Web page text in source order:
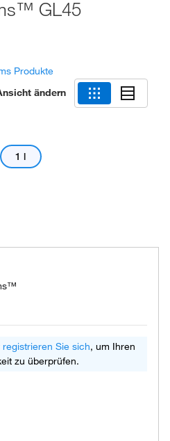
GL45
Produkte
ändern
1 l
registrieren Sie sich, um Ihren
zu überprüfen.